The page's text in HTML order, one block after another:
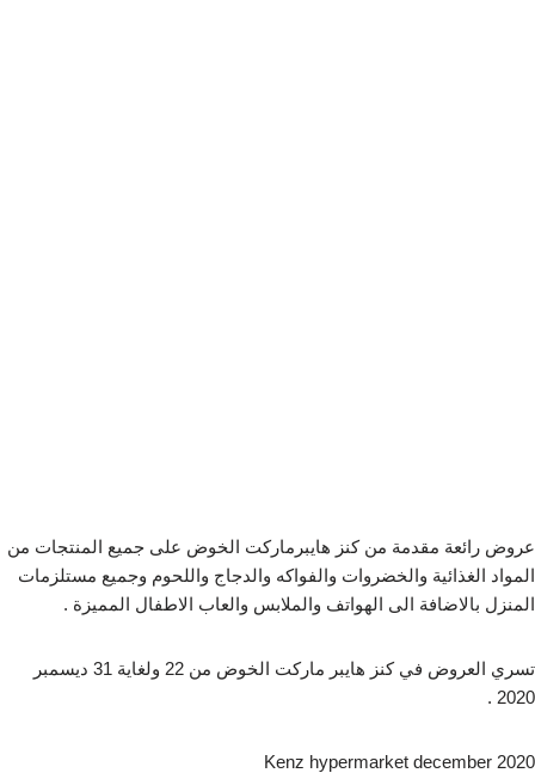
عروض رائعة مقدمة من كنز هايبرماركت الخوض على جميع المنتجات من
المواد الغذائية والخضروات والفواكه والدجاج واللحوم وجميع مستلزمات
المنزل بالاضافة الى الهواتف والملابس والعاب الاطفال المميزة .
تسري العروض في كنز هايبر ماركت الخوض من 22 ولغاية 31 ديسمبر
2020 .
Kenz hypermarket december 2020